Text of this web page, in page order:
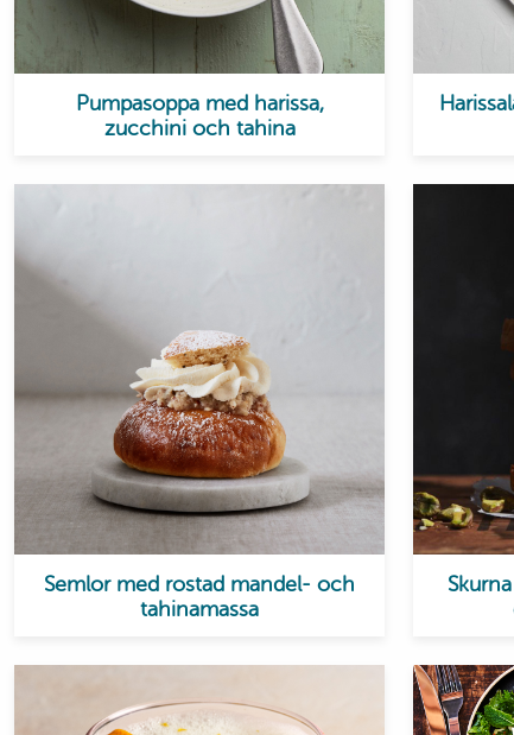
Pumpasoppa med harissa,
zucchini och tahina
Semlor med rostad mandel- och
tahinamassa